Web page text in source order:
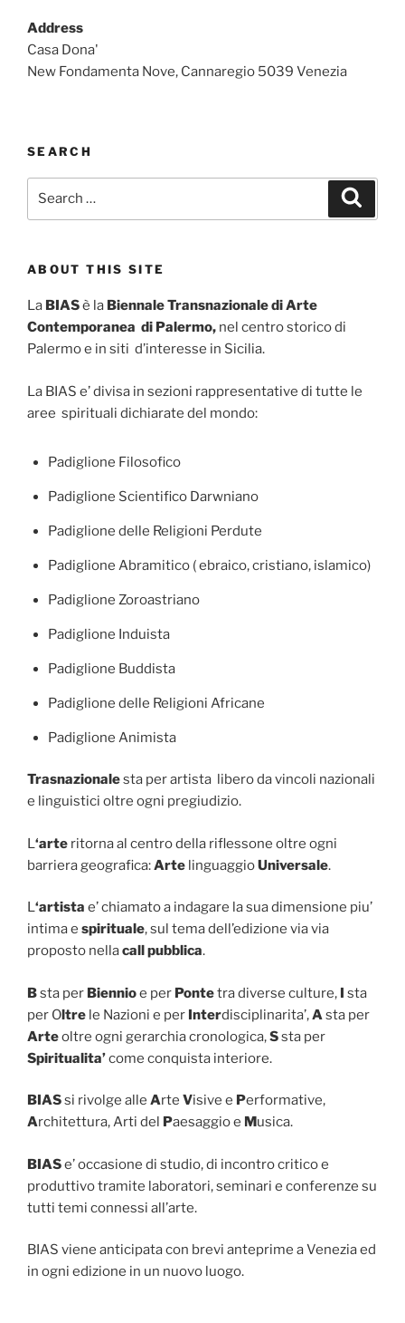
Address
Casa Dona'
New Fondamenta Nove, Cannaregio 5039 Venezia
SEARCH
ABOUT THIS SITE
La BIASè la Biennale Transnazionale di Arte
Contemporanea di Palermo, nel centro storico di
Palermo e in siti d’interesse in Sicilia.
La BIAS e’ divisa in sezioni rappresentative di tutte le
aree spirituali dichiarate del mondo:
Padiglione Filosofico
Padiglione Scientifico Darwniano
Padiglione delle Religioni Perdute
Padiglione Abramitico ( ebraico, cristiano, islamico)
Padiglione Zoroastriano
Padiglione Induista
Padiglione Buddista
Padiglione delle Religioni Africane
Padiglione Animista
Trasnazionalesta per artista libero da vincoli nazionali
e linguistici oltre ogni pregiudizio.
L‘arte ritorna al centro della riflessone oltre ogni
barriera geografica:Arte linguaggioUniversale.
L‘artista e’ chiamato a indagare la sua dimensione piu’
intima e spirituale, sul tema dell’edizione via via
proposto nellacall pubblica.
Bsta per Biennioe per Pontetra diverse culture, I sta
per Oltre le Nazioni e per Interdisciplinarita’,Asta per
Arteoltre ogni gerarchia cronologica,Ssta per
Spiritualita’come conquista interiore.
BIASsi rivolge alle Arte Visive e Performative,
Architettura, Arti del Paesaggio e M usica.
BIASe’ occasione di studio, di incontro critico e
produttivo tramite laboratori, seminari e conferenze su
tutti temi connessi all’arte.
BIAS viene anticipata con brevi anteprime a Venezia ed
in ogni edizione in un nuovo luogo.